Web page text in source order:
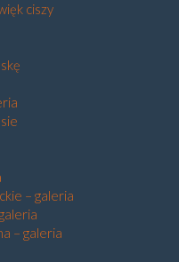
ciszy
– galeria
– galeria